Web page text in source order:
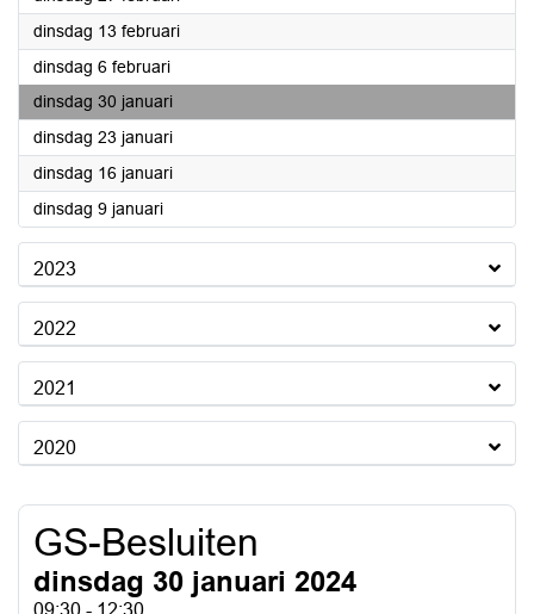
dinsdag 13 februari2024
dinsdag 6 februari2024
dinsdag 30 januari2024
dinsdag 23 januari2024
dinsdag 16 januari2024
dinsdag 9 januari2024
2023
2022
2021
2020
GS-Besluiten
dinsdag 30 januari 2024
09:30 - 12:30